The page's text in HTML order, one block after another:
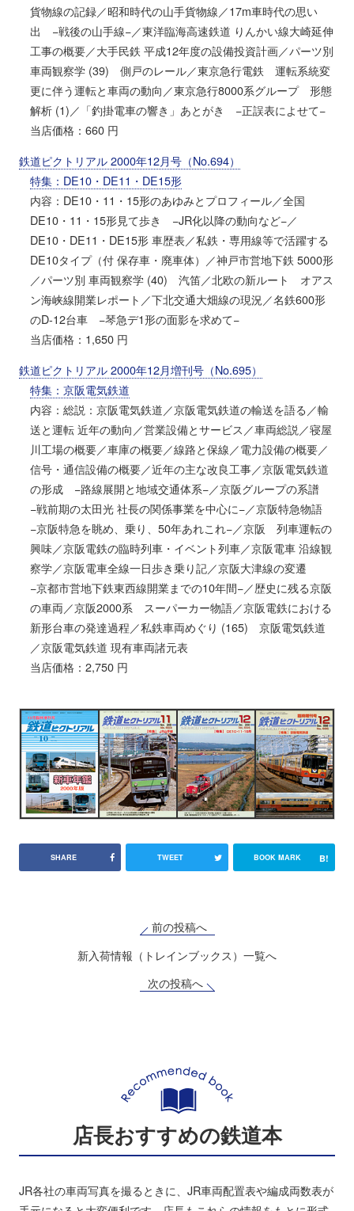
貨物線の記録／昭和時代の山手貨物線／17m車時代の思い
出 −戦後の山手線−／東洋臨海高速鉄道 りんかい線大崎延伸
工事の概要／大手民鉄 平成12年度の設備投資計画／パーツ別
車両観察学 (39) 側戸のレール／東京急行電鉄 運転系統変
更に伴う運転と車両の動向／東京急行8000系グループ 形態
解析 (1)／「釣掛電車の響き」あとがき −正誤表によせて−
当店価格：660 円
鉄道ピクトリアル 2000年12月号（No.694）
特集：DE10・DE11・DE15形
内容：DE10・11・15形のあゆみとプロフィール／全国
DE10・11・15形見て歩き −JR化以降の動向など−／
DE10・DE11・DE15形 車歴表／私鉄・専用線等で活躍する
DE10タイプ（付 保存車・廃車体）／神戸市営地下鉄 5000形
／パーツ別 車両観察学 (40) 汽笛／北欧の新ルート オアス
ン海峡線開業レポート／下北交通大畑線の現況／名鉄600形
のD-12台車 −琴急デ1形の面影を求めて−
当店価格：1,650 円
鉄道ピクトリアル 2000年12月増刊号（No.695）
特集：京阪電気鉄道
内容：総説：京阪電気鉄道／京阪電気鉄道の輸送を語る／輸
送と運転 近年の動向／営業設備とサービス／車両総説／寝屋
川工場の概要／車庫の概要／線路と保線／電力設備の概要／
信号・通信設備の概要／近年の主な改良工事／京阪電気鉄道
の形成 −路線展開と地域交通体系−／京阪グループの系譜
−戦前期の太田光 社長の関係事業を中心に−／京阪特急物語
−京阪特急を眺め、乗り、50年あれこれ−／京阪 列車運転の
興味／京阪電鉄の臨時列車・イベント列車／京阪電車 沿線観
察学／京阪電車全線一日歩き乗り記／京阪大津線の変遷
−京都市営地下鉄東西線開業までの10年間−／歴史に残る京阪
の車両／京阪2000系 スーパーカー物語／京阪電鉄における
新形台車の発達過程／私鉄車両めぐり (165) 京阪電気鉄道
／京阪電気鉄道 現有車両諸元表
当店価格：2,750 円
SHARE TWEET BOOK MARK B!
前の投稿へ
新入荷情報（トレインブックス）一覧へ
次の投稿へ
店長おすすめの鉄道本
JR各社の車両写真を撮るときに、JR車両配置表や編成両数表が